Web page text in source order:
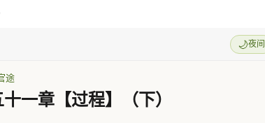
🌙夜间
途
一章【过程】（下）